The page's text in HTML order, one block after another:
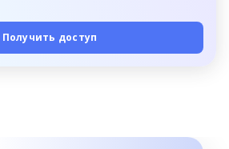
Получить доступ